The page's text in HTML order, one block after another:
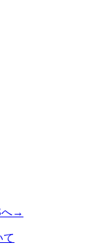
へ→
て